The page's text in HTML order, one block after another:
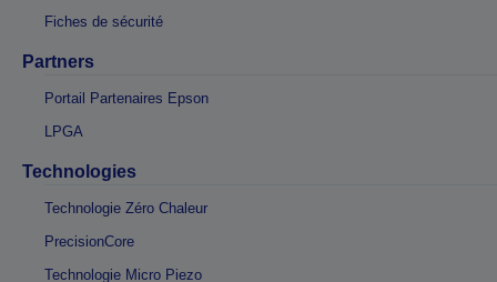
Fiches de sécurité
Partners
Portail Partenaires Epson
LPGA
Technologies
Technologie Zéro Chaleur
PrecisionCore
Technologie Micro Piezo